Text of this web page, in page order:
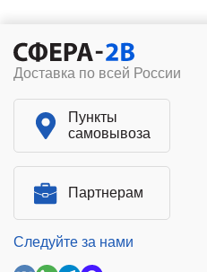
Доставка по всей России
Пункты
самовывоза
Партнерам
Следуйте за нами